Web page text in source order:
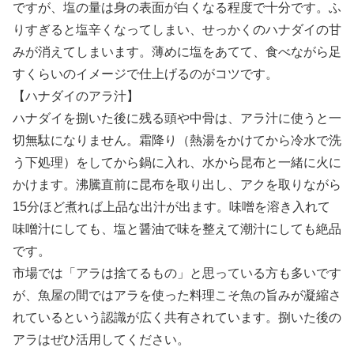
ですが、塩の量は身の表面が白くなる程度で十分です。ふ
りすぎると塩辛くなってしまい、せっかくのハナダイの甘
みが消えてしまいます。薄めに塩をあてて、食べながら足
すくらいのイメージで仕上げるのがコツです。
【ハナダイのアラ汁】
ハナダイを捌いた後に残る頭や中骨は、アラ汁に使うと一
切無駄になりません。霜降り（熱湯をかけてから冷水で洗
う下処理）をしてから鍋に入れ、水から昆布と一緒に火に
かけます。沸騰直前に昆布を取り出し、アクを取りながら
15分ほど煮れば上品な出汁が出ます。味噌を溶き入れて
味噌汁にしても、塩と醤油で味を整えて潮汁にしても絶品
です。
市場では「アラは捨てるもの」と思っている方も多いです
が、魚屋の間ではアラを使った料理こそ魚の旨みが凝縮さ
れているという認識が広く共有されています。捌いた後の
アラはぜひ活用してください。